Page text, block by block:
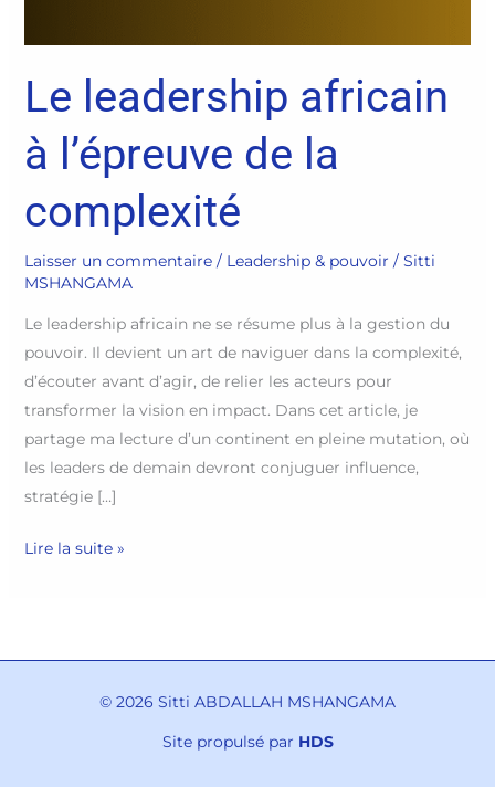
Le leadership africain
à l’épreuve de la
complexité
Laisser un commentaire / Leadership & pouvoir / Sitti
MSHANGAMA
Le leadership africain ne se résume plus à la gestion du
pouvoir. Il devient un art de naviguer dans la complexité,
d’écouter avant d’agir, de relier les acteurs pour
transformer la vision en impact. Dans cet article, je
partage ma lecture d’un continent en pleine mutation, où
les leaders de demain devront conjuguer influence,
stratégie […]
Lire la suite »
© 2026 Sitti ABDALLAH MSHANGAMA
Site propulsé par HDS